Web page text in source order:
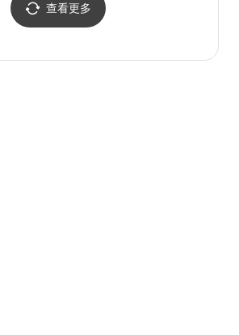
查看更多